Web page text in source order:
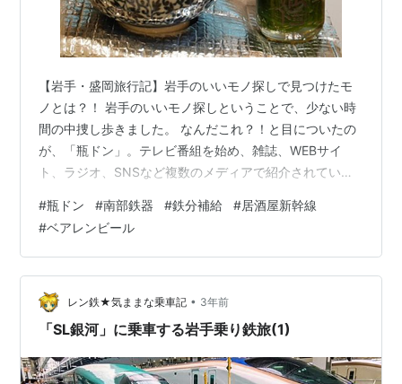
【岩手・盛岡旅行記】岩手のいいモノ探しで見つけたモ
ノとは？！ 岩手のいいモノ探しということで、少ない時
間の中捜し歩きました。 なんだこれ？！と目についたの
が、「瓶ドン」。テレビ番組を始め、雑誌、WEBサイ
ト、ラジオ、SNSなど複数のメディアで紹介されていた
私のような人の為に説明しますと、瓶ドンとは、三陸が
誇る”宮古の恵み”を、昔懐かしい牛乳瓶に詰め込んだ海鮮
丼です。様々な食材による色とりどりの層を織りなす美
しい見た目と、自分で盛り付けるという楽しさを兼ね備
えた、新しいスタイルのご当地丼なのです。獲れたての
ウニを、滅菌処理を行った海水と一…
#瓶ドン #南部鉄器 #鉄分補給 #居酒屋新幹線
#ベアレンビール
レン鉄★気ままな乗車記 • 3年前
「SL銀河」に乗車する岩手乗り鉄旅(1)